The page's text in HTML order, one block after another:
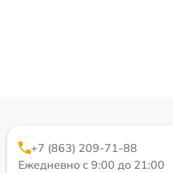
+7 (863) 209-71-88
Ежедневно с 9:00 до 21:00